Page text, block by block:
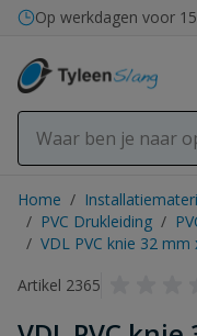
Ga naar de inhoud
Op werkdagen voor
Home /
/ PVC Drukleiding /
/ VDL PVC knie 32
Artikel 2365